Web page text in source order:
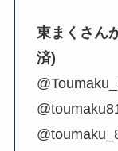
東まくさん
済)